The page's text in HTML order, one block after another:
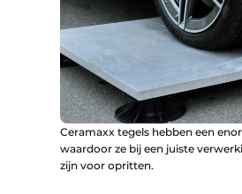
Ceramaxx tegels hebben een
waardoor ze bij een juiste
zijn voor opritten.